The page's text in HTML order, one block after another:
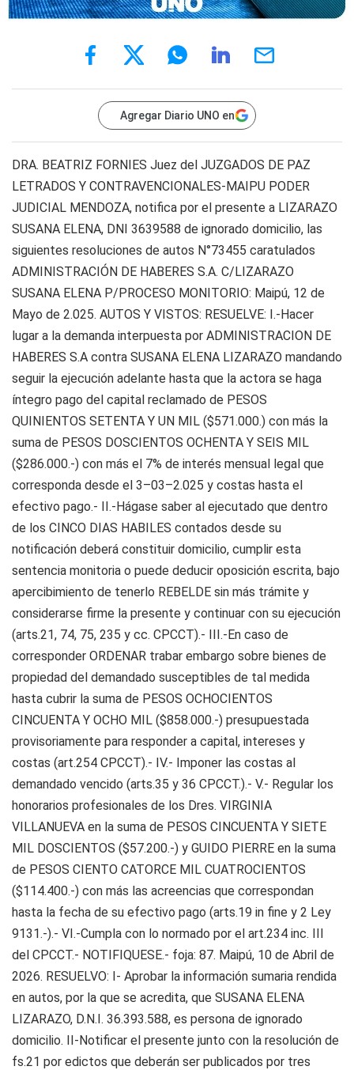
Agregar Diario UNO en
DRA. BEATRIZ FORNIES Juez del JUZGADOS DE PAZ
LETRADOS Y CONTRAVENCIONALES-MAIPU PODER
JUDICIAL MENDOZA, notifica por el presente a LIZARAZO
SUSANA ELENA, DNI 3639588 de ignorado domicilio, las
siguientes resoluciones de autos N°73455 caratulados
ADMINISTRACIÓN DE HABERES S.A. C/LIZARAZO
SUSANA ELENA P/PROCESO MONITORIO: Maipú, 12 de
Mayo de 2.025. AUTOS Y VISTOS: RESUELVE: I.-Hacer
lugar a la demanda interpuesta por ADMINISTRACION DE
HABERES S.A contra SUSANA ELENA LIZARAZO mandando
seguir la ejecución adelante hasta que la actora se haga
íntegro pago del capital reclamado de PESOS
QUINIENTOS SETENTA Y UN MIL ($571.000.) con más la
suma de PESOS DOSCIENTOS OCHENTA Y SEIS MIL
($286.000.-) con más el 7% de interés mensual legal que
corresponda desde el 3–03–2.025 y costas hasta el
efectivo pago.- II.-Hágase saber al ejecutado que dentro
de los CINCO DIAS HABILES contados desde su
notificación deberá constituir domicilio, cumplir esta
sentencia monitoria o puede deducir oposición escrita, bajo
apercibimiento de tenerlo REBELDE sin más trámite y
considerarse firme la presente y continuar con su ejecución
(arts.21, 74, 75, 235 y cc. CPCCT).- III.-En caso de
corresponder ORDENAR trabar embargo sobre bienes de
propiedad del demandado susceptibles de tal medida
hasta cubrir la suma de PESOS OCHOCIENTOS
CINCUENTA Y OCHO MIL ($858.000.-) presupuestada
provisoriamente para responder a capital, intereses y
costas (art.254 CPCCT).- IV.- Imponer las costas al
demandado vencido (arts.35 y 36 CPCCT.).- V.- Regular los
honorarios profesionales de los Dres. VIRGINIA
VILLANUEVA en la suma de PESOS CINCUENTA Y SIETE
MIL DOSCIENTOS ($57.200.-) y GUIDO PIERRE en la suma
de PESOS CIENTO CATORCE MIL CUATROCIENTOS
($114.400.-) con más las acreencias que correspondan
hasta la fecha de su efectivo pago (arts.19 in fine y 2 Ley
9131.-).- VI.-Cumpla con lo normado por el art.234 inc. III
del CPCCT.- NOTIFIQUESE.- foja: 87. Maipú, 10 de Abril de
2026. RESUELVO: I- Aprobar la información sumaria rendida
en autos, por la que se acredita, que SUSANA ELENA
LIZARAZO, D.N.I. 36.393.588, es persona de ignorado
domicilio. II-Notificar el presente junto con la resolución de
fs.21 por edictos que deberán ser publicados por tres